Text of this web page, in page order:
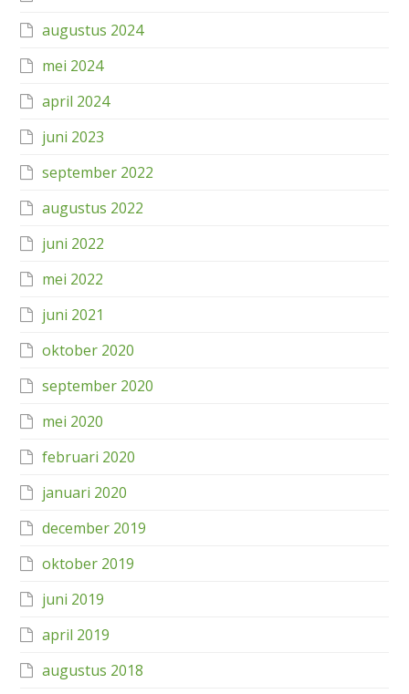
augustus 2024
mei 2024
april 2024
juni 2023
september 2022
augustus 2022
juni 2022
mei 2022
juni 2021
oktober 2020
september 2020
mei 2020
februari 2020
januari 2020
december 2019
oktober 2019
juni 2019
april 2019
augustus 2018